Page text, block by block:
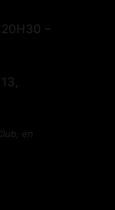
–
en